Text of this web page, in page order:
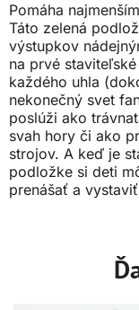
Pomáha
Táto zelená
výstupkov
na prvé
každého uhla
nekonečný svet
poslúži ako
svah hory či ako
strojov. A keď je
podložke si deti
prenášať a